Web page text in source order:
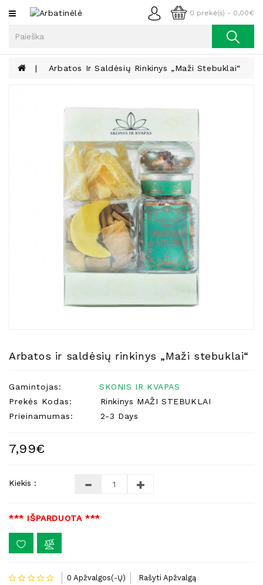
0 prekė(s) - 0,00€
Kategorijos
Kava
Higienos
Priemonės
Kūdikiams
Reikalai
Arbatos Ir Saldėsių Rinkinys „Maži Stebuklai“
Arbatos ir saldėsių rinkinys „Maži stebuklai“
Gamintojas:
SKONIS IR KVAPAS
Prekės Kodas:
Rinkinys MAŽI STEBUKLAI
Prieinamumas:
2-3 Days
7,99€
Kiekis :
*** IŠPARDUOTA ***
0 Apžvalgos(-Ų) Rašyti Apžvalgą